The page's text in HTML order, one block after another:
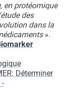
en protéomique
des
dans la
».
Déterminer
-